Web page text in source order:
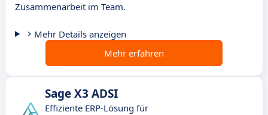
Zusammenarbeit im Team.
Mehr Details anzeigen
Mehr erfahren
Sage X3 ADSI
Effiziente ERP-Lösung für